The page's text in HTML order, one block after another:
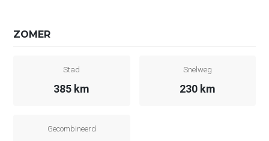
ZOMER
Stad
385 km
Snelweg
230 km
Gecombineerd